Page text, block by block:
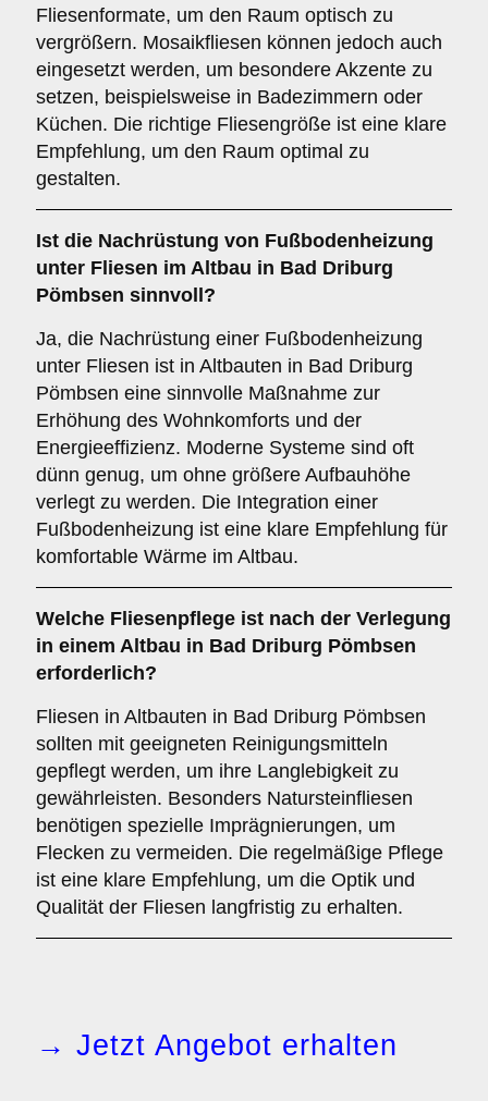
Fliesenformate, um den Raum optisch zu
vergrößern. Mosaikfliesen können jedoch auch
eingesetzt werden, um besondere Akzente zu
setzen, beispielsweise in Badezimmern oder
Küchen. Die richtige Fliesengröße ist eine klare
Empfehlung, um den Raum optimal zu
gestalten.
Ist die Nachrüstung von Fußbodenheizung
unter Fliesen im Altbau in Bad Driburg
Pömbsen sinnvoll?
Ja, die Nachrüstung einer Fußbodenheizung
unter Fliesen ist in Altbauten in Bad Driburg
Pömbsen eine sinnvolle Maßnahme zur
Erhöhung des Wohnkomforts und der
Energieeffizienz. Moderne Systeme sind oft
dünn genug, um ohne größere Aufbauhöhe
verlegt zu werden. Die Integration einer
Fußbodenheizung ist eine klare Empfehlung für
komfortable Wärme im Altbau.
Welche Fliesenpflege ist nach der Verlegung
in einem Altbau in Bad Driburg Pömbsen
erforderlich?
Fliesen in Altbauten in Bad Driburg Pömbsen
sollten mit geeigneten Reinigungsmitteln
gepflegt werden, um ihre Langlebigkeit zu
gewährleisten. Besonders Natursteinfliesen
benötigen spezielle Imprägnierungen, um
Flecken zu vermeiden. Die regelmäßige Pflege
ist eine klare Empfehlung, um die Optik und
Qualität der Fliesen langfristig zu erhalten.
→ Jetzt Angebot erhalten